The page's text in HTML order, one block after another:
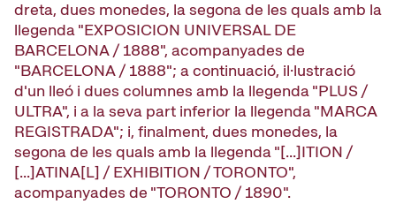
dreta, dues monedes, la segona de les quals amb la
llegenda "EXPOSICION UNIVERSAL DE
BARCELONA / 1888", acompanyades de
"BARCELONA / 1888"; a continuació, il·lustració
d'un lleó i dues columnes amb la llegenda "PLUS /
ULTRA", i a la seva part inferior la llegenda "MARCA
REGISTRADA"; i, finalment, dues monedes, la
segona de les quals amb la llegenda "[...]ITION /
[...]ATINA[L] / EXHIBITION / TORONTO",
acompanyades de "TORONTO / 1890".